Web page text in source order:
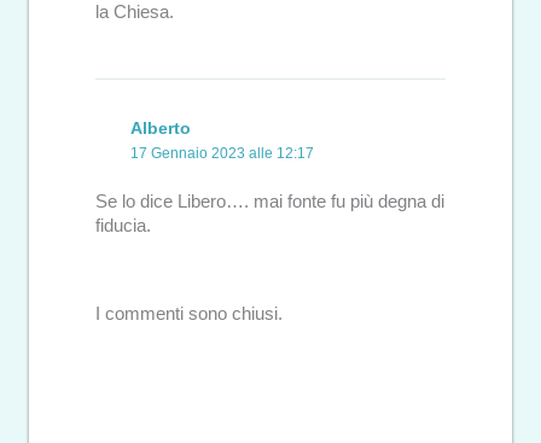
la Chiesa.
Alberto
17 Gennaio 2023 alle 12:17
Se lo dice Libero…. mai fonte fu più degna di
fiducia.
I commenti sono chiusi.